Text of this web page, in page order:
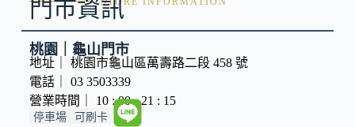
門市資訊
桃園｜龜山門市
地址｜ 桃園市龜山區萬壽路二段 458 號
電話｜ 03 3503339
營業時間｜ 10 : 00 - 21 : 15
停車場 可刷卡